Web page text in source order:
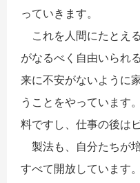
っていきます。
これを人間にたとえ
がなるべく自由いられ
来に不安がないように
うことをやっています
料ですし、仕事の後は
製法も、自分たちが
すべて開放しています。